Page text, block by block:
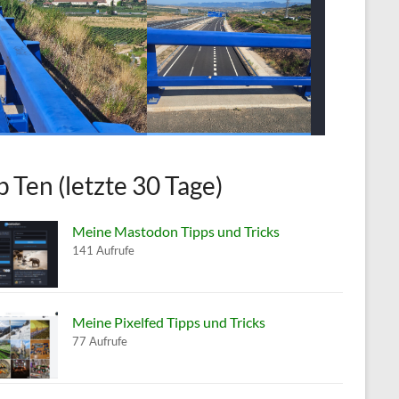
Ten (letzte 30 Tage)
Meine Mastodon Tipps und Tricks
141 Aufrufe
Meine Pixelfed Tipps und Tricks
77 Aufrufe